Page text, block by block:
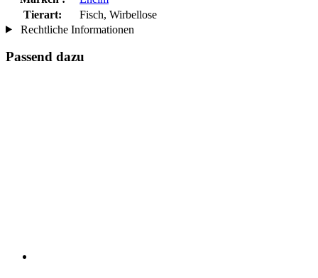
Tierart:
Fisch, Wirbellose
Rechtliche Informationen
Passend dazu